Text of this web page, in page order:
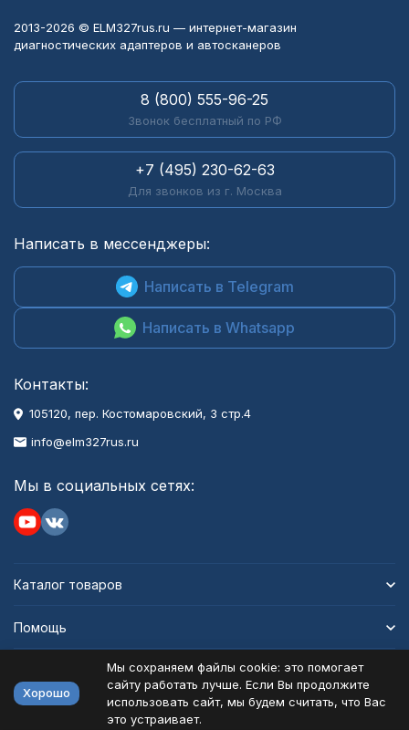
2013-2026 © ELM327rus.ru — интернет-магазин
диагностических адаптеров и автосканеров
8 (800) 555-96-25
Звонок бесплатный по РФ
+7 (495) 230-62-63
Для звонков из г. Москва
Написать в мессенджеры:
Написать в Telegram
Написать в Whatsapp
Контакты:
105120, пер. Костомаровский, 3 стр.4
info@elm327rus.ru
Мы в социальных сетях:
Каталог товаров
Помощь
Политика персональных данных
Хорошо
Мы сохраняем файлы cookie: это помогает
сайту работать лучше. Если Вы продолжите
использовать сайт, мы будем считать, что Вас
это устраивает.